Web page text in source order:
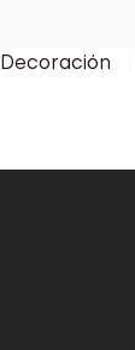
Decoración